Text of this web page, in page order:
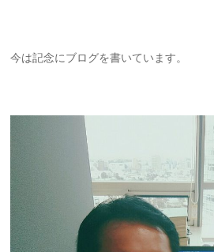
今は記念にブログを書いています。